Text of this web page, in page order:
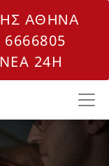
ΑΘΗΝΑ
6666805
NEA 24H